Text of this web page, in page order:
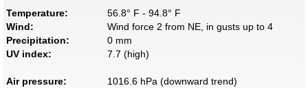
Temperature:
56.8° F - 94.8° F
Wind:
Wind force 2 from NE, in gusts up to 4
Precipitation:
0 mm
UV index:
7.7 (high)
Air pressure:
1016.6 hPa (downward trend)